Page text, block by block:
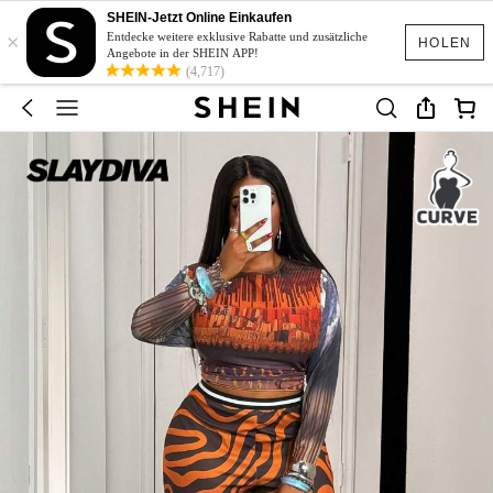
HOLEN
×
SHEIN-Jetzt Online Einkaufen
Entdecke weitere exklusive Rabatte und zusätzliche
Angebote in der SHEIN APP!
(4,717)